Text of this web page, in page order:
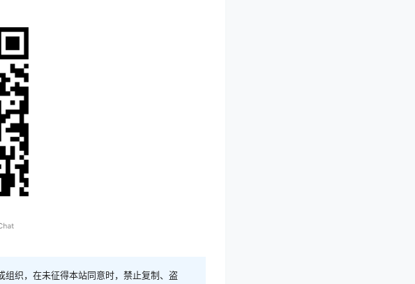
织，在未征得本站同意时，禁止复制、盗